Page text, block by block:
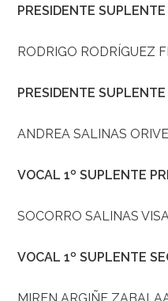
PRESIDENTE SUPLENTE
RODRIGO RODRÍGUEZ
PRESIDENTE SUPLENTE
ANDREA SALINAS ORIVE
VOCAL 1º SUPLENTE
SOCORRO SALINAS
VOCAL 1º SUPLENTE